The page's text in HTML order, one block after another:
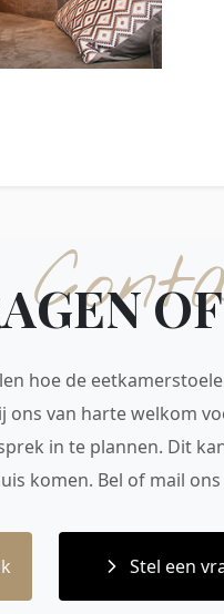
hoe de
ons van harte welkom
in te plannen. Dit
komen. Bel of mail
Stel een